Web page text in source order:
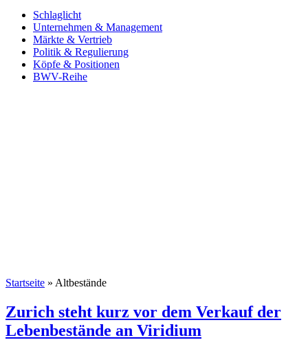
Schlaglicht
Unternehmen & Management
Märkte & Vertrieb
Politik & Regulierung
Köpfe & Positionen
BWV-Reihe
Startseite » Altbestände
Zurich steht kurz vor dem Verkauf der
Lebenbestände an Viridium